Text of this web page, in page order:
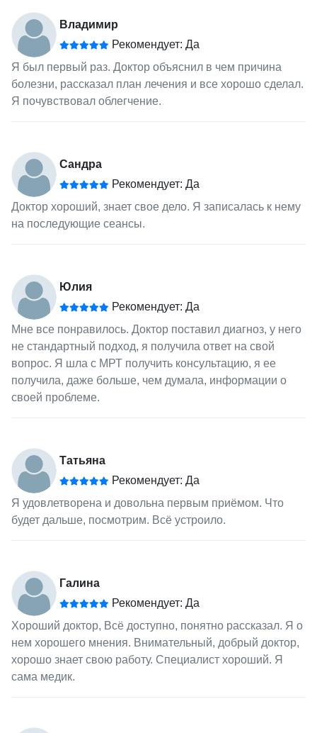
Владимир
Рекомендует: Да
Я был первый раз. Доктор объяснил в чем причина
болезни, рассказал план лечения и все хорошо сделал.
Я почувствовал облегчение.
Сандра
Рекомендует: Да
Доктор хороший, знает свое дело. Я записалась к нему
на последующие сеансы.
Юлия
Рекомендует: Да
Мне все понравилось. Доктор поставил диагноз, у него
не стандартный подход, я получила ответ на свой
вопрос. Я шла с МРТ получить консультацию, я ее
получила, даже больше, чем думала, информации о
своей проблеме.
Татьяна
Рекомендует: Да
Я удовлетворена и довольна первым приёмом. Что
будет дальше, посмотрим. Всё устроило.
Галина
Рекомендует: Да
Хороший доктор, Всё доступно, понятно рассказал. Я о
нем хорошего мнения. Внимательный, добрый доктор,
хорошо знает свою работу. Специалист хороший. Я
сама медик.